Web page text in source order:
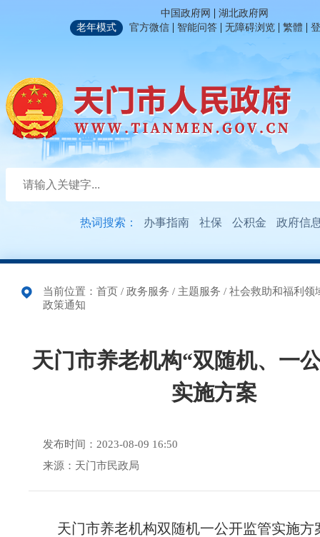
中国政府网 | 湖北政府网
老年模式
官方微信 | 智能问答 | 无障碍浏览 | 繁體 |
热词搜索： 办事指南 社保 公积金 政府信
当前位置： 首页 / 政务服务 / 主题服务 / 社会救助和福利领
政策通知
天门市养老机构“双随机、一
实施方案
发布时间：2023-08-09 16:50
来源：天门市民政局
天门市养老机构双随机一公开监管实施方